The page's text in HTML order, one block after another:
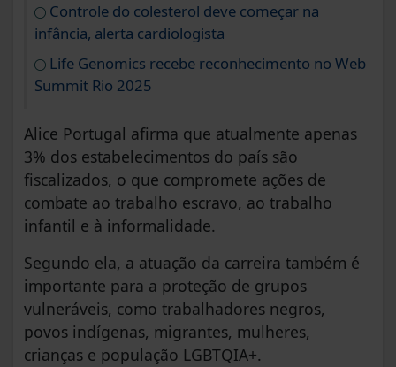
Controle do colesterol deve começar na
infância, alerta cardiologista
Life Genomics recebe reconhecimento no Web
Summit Rio 2025
Alice Portugal afirma que atualmente apenas
3% dos estabelecimentos do país são
fiscalizados, o que compromete ações de
combate ao trabalho escravo, ao trabalho
infantil e à informalidade.
Segundo ela, a atuação da carreira também é
importante para a proteção de grupos
vulneráveis, como trabalhadores negros,
povos indígenas, migrantes, mulheres,
crianças e população LGBTQIA+.